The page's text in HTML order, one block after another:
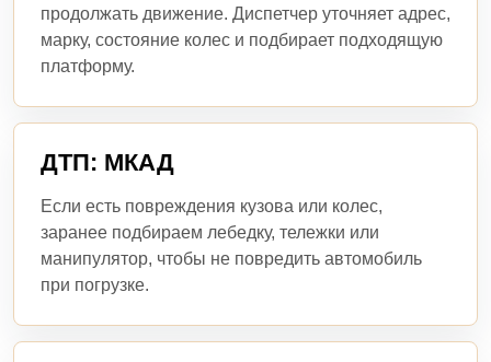
продолжать движение. Диспетчер уточняет адрес,
марку, состояние колес и подбирает подходящую
платформу.
ДТП: МКАД
Если есть повреждения кузова или колес,
заранее подбираем лебедку, тележки или
манипулятор, чтобы не повредить автомобиль
при погрузке.